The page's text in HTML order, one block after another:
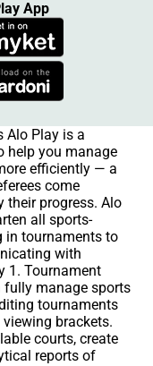
App
Alo Play is a
help you manage
efficiently — a
come
their progress. Alo
all sports-
in tournaments to
with
1. Tournament
fully manage sports
tournaments
brackets.
courts, create
reports of